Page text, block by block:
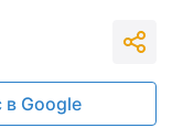
в Google